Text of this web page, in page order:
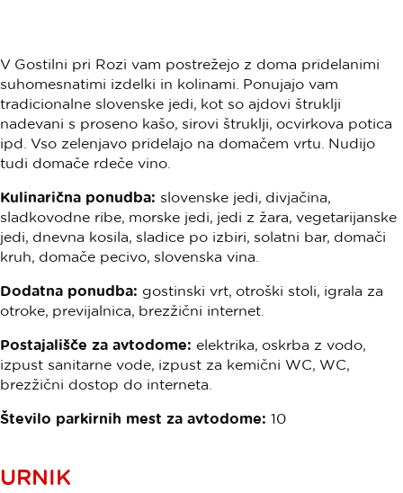
V Gostilni pri Rozi vam postrežejo z doma pridelanimi
suhomesnatimi izdelki in kolinami. Ponujajo vam
tradicionalne slovenske jedi, kot so ajdovi štruklji
nadevani s proseno kašo, sirovi štruklji, ocvirkova potica
ipd. Vso zelenjavo pridelajo na domačem vrtu. Nudijo
tudi domače rdeče vino.
Kulinarična ponudba: slovenske jedi, divjačina,
sladkovodne ribe, morske jedi, jedi z žara, vegetarijanske
jedi, dnevna kosila, sladice po izbiri, solatni bar, domači
kruh, domače pecivo, slovenska vina.
Dodatna ponudba: gostinski vrt, otroški stoli, igrala za
otroke, previjalnica, brezžični internet.
Postajališče za avtodome: elektrika, oskrba z vodo,
izpust sanitarne vode, izpust za kemični WC, WC,
brezžični dostop do interneta.
Število parkirnih mest za avtodome: 10
URNIK